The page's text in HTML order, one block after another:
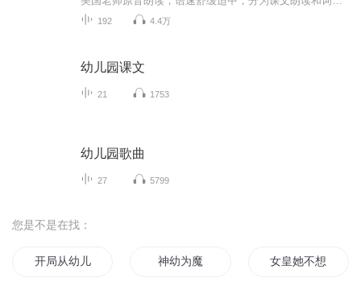
192 4.4万
幼儿园课文
21 1753
幼儿园歌曲
27 5799
您是不是在找：
开局从幼儿园开始 神幼为魔 女皇她不想上幼